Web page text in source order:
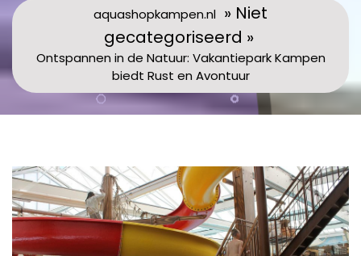
aquashopkampen.nl » Niet
gecategoriseerd »
Ontspannen in de Natuur: Vakantiepark Kampen
biedt Rust en Avontuur